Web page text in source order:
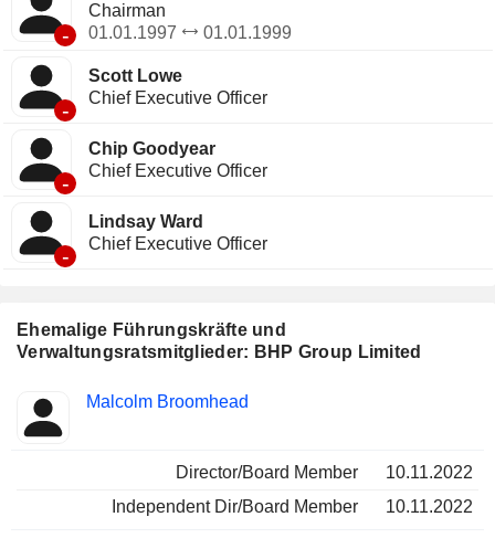
Ehemalige Führungskräfte und
Verwaltungsratsmitglieder: BHP Group Limited
Insider
Besetzte
Malcolm Broomhead
Director/Board Member
10.11.2022
Independent Dir/Board Member
10.11.2022
-
Chairman
01.01.1997
01.01.1999
-
Scott Lowe
Chief Executive Officer
-
Chip Goodyear
Chief Executive Officer
-
Lindsay Ward
Chief Executive Officer